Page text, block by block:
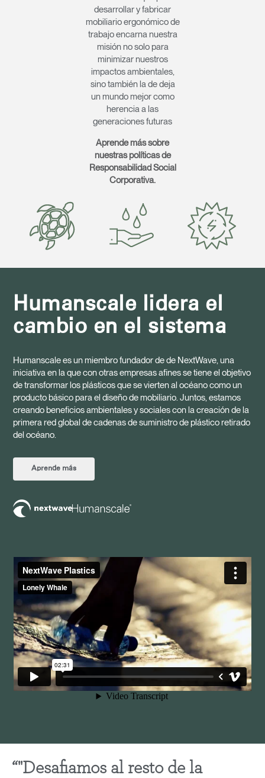
Seleccione su ubicación
¿Tiene un código de
referencia?
desarrollar y fabricar
mobiliario ergonómico de
trabajo encarna nuestra
misión no solo para
minimizar nuestros
impactos ambientales,
sino también la de deja
un mundo mejor como
herencia a las
generaciones futuras
Aprende más sobre
nuestras políticas de
Responsabilidad Social
Corporativa.
Humanscale lidera el
cambio en el sistema
Humanscale es un miembro fundador de de NextWave, una
iniciativa en la que con otras empresas afines se tiene el objetivo
de transformar los plásticos que se vierten al océano como un
producto básico para el diseño de mobiliario. Juntos, estamos
creando beneficios ambientales y sociales con la creación de la
primera red global de cadenas de suministro de plástico retirado
del océano.
Aprende más
"Desafiamos al resto de la